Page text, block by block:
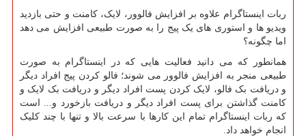
ربات اینستاگرام علاوه بر افزایش فالوور، لایک، کامنت و حتی بازدید
ویدیو ها و استوری های یک پیج را به صورت طبیعی افزایش می دهد
اما چگونه؟
همانطور که می دانید فعالیت هایی که در اینستاگرام به صورت
طبیعی منجر به افزایش فالوور می شوند؛ فالو کردن پیج افراد دیگر
و دریافت بک فالو، لایک کردن پست افراد دیگر و دریافت بک لایک و
کامنت گذاشتن برای پست افراد دیگر و دریافت بازخورد و... است
که ربات اینستاگرام تمام این کارها با سرعت بالا و تنها با چند کلیک
انجام خواهد داد.